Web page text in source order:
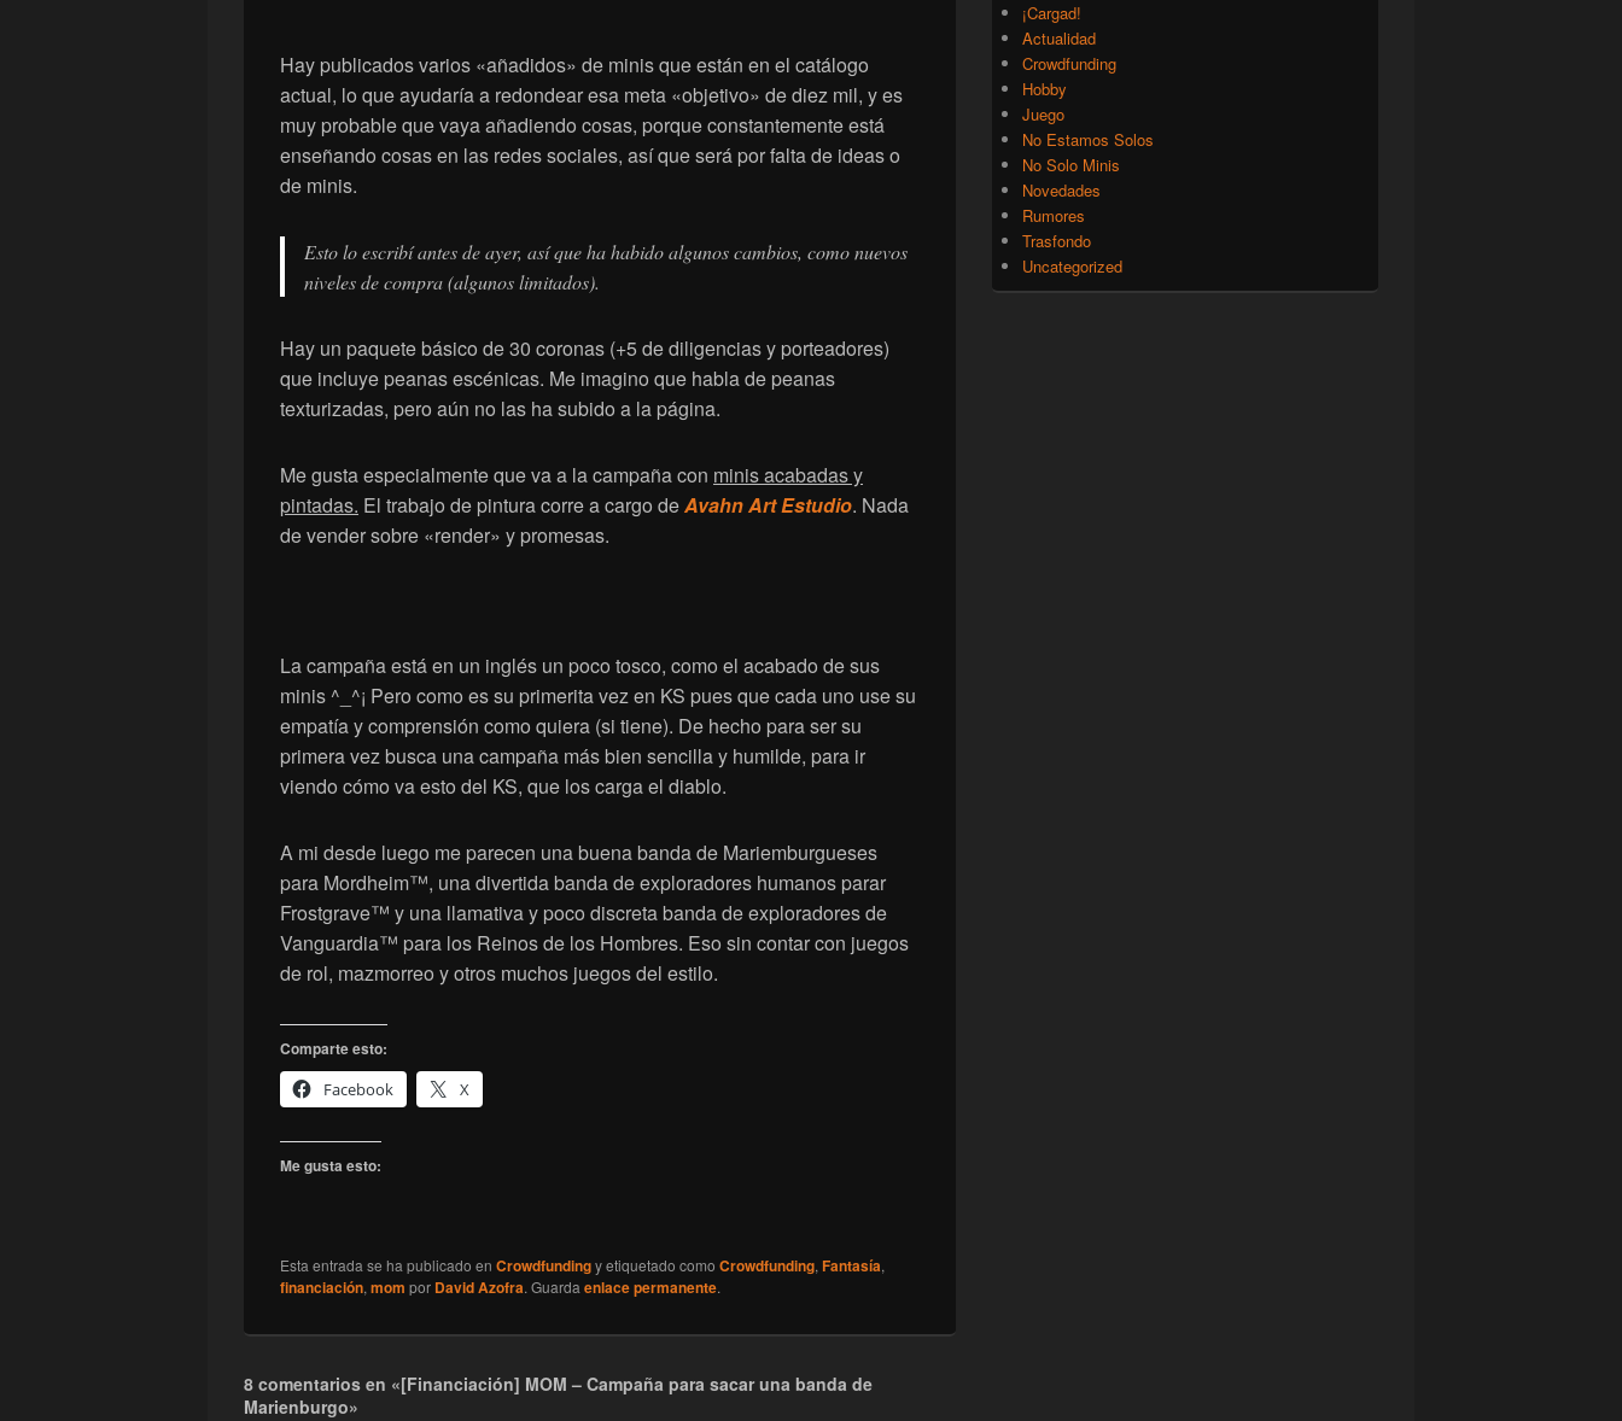
Hay publicados varios «añadidos» de minis que están en el catálogo
actual, lo que ayudaría a redondear esa meta «objetivo» de diez mil, y es
muy probable que vaya añadiendo cosas, porque constantemente está
enseñando cosas en las redes sociales, así que será por falta de ideas o
de minis.
Esto lo escribí antes de ayer, así que ha habido algunos cambios, como nuevos
niveles de compra (algunos limitados).
Hay un paquete básico de 30 coronas (+5 de diligencias y porteadores)
que incluye peanas escénicas. Me imagino que habla de peanas
texturizadas, pero aún no las ha subido a la página.
Me gusta especialmente que va a la campaña con minis acabadas y
pintadas. El trabajo de pintura corre a cargo deAvahn Art Estudio. Nada
de vender sobre «render» y promesas.
La campaña está en un inglés un poco tosco, como el acabado de sus
minis ^_^¡ Pero como es su primerita vez en KS pues que cada uno use su
empatía y comprensión como quiera (si tiene). De hecho para ser su
primera vez busca una campaña más bien sencilla y humilde, para ir
viendo cómo va esto del KS, que los carga el diablo.
A mi desde luego me parecen una buena banda de Mariemburgueses
para Mordheim™, una divertida banda de exploradores humanos parar
Frostgrave™ y una llamativa y poco discreta banda de exploradores de
Vanguardia™ para los Reinos de los Hombres. Eso sin contar con juegos
de rol, mazmorreo y otros muchos juegos del estilo.
Comparte esto:
Facebook
X
Me gusta esto:
Esta entrada se ha publicado en Crowdfundingy etiquetado como Crowdfunding, Fantasía,
financiación, mom por David Azofra. Guarda enlace permanente.
8 comentarios en «[Financiación] MOM – Campaña para sacar una banda de
Marienburgo»
¡Cargad!
Actualidad
Crowdfunding
Hobby
Juego
No Estamos Solos
No Solo Minis
Novedades
Rumores
Trasfondo
Uncategorized